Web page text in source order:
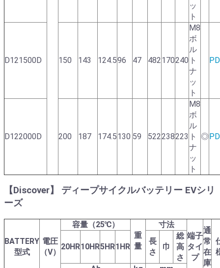
ッ
ト
D121500D 150 143 124.596 47 482170240
M8
ボ
ル
ト
ナ
ッ
ト
D122000D 200 187 174.5130 59 522238223
M8
ボ
ル
ト
ナ
ッ
ト
◎
【Discover】 ディープサイクルバッテリー EVシリ
ーズ
BATTERY
型式
電圧
（V）
容量（25℃）
重
量
寸法
端子
タイ
プ
通
常
在
庫
20HR10HR5HR1HR
長
さ
巾
総
高
さ